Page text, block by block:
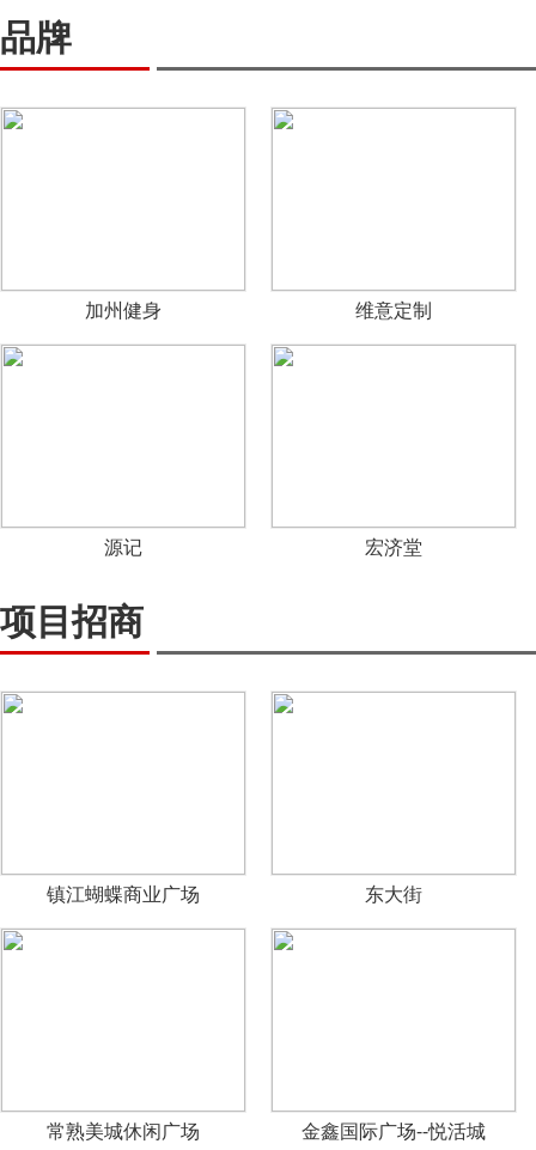
品牌
加州健身 维意定制
源记 宏济堂
项目招商
镇江蝴蝶商业广场 东大街
常熟美城休闲广场 金鑫国际广场--悦活城